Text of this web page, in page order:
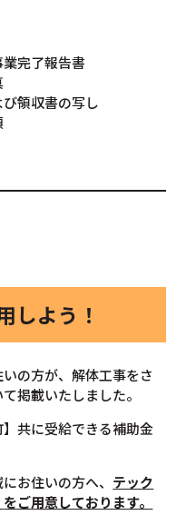
業完了報告書
領収書の写し
しよう！
いの方が、解体工事をさ
掲載いたしました。
共に受給できる補助金
お住いの方へ、 テック
をご用意しております。